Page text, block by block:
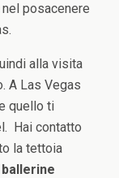
posacenere
alla visita
A Las Vegas
quello ti
Hai contatto
la tettoia
ballerine